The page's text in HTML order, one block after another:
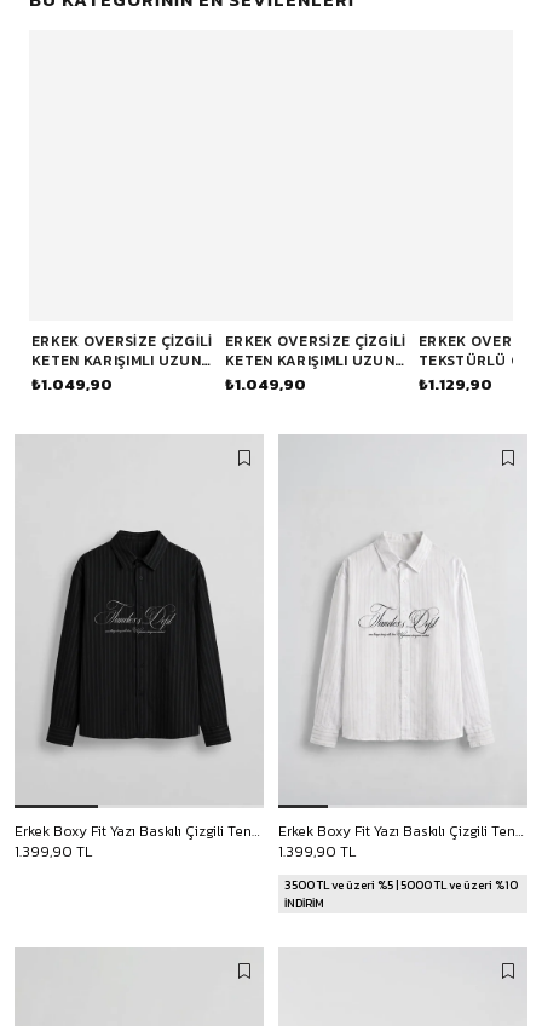
ERKEK OVERSIZE ÇIZGILI
KETEN KARIŞIMLI UZUN
KOLLU GÖMLEK
₺1.049,90
ERKEK OVERSIZE ÇIZGILI
KETEN KARIŞIMLI UZUN
KOLLU GÖMLEK BEYAZ
₺1.049,90
ERKEK
TEKSTÜRLÜ
UZUN KOLLU
₺1.129,90
Erkek Boxy Fit Yazı Baskılı Çizgili Tencel Gömlek Siyah
1.399,90 TL
Erkek Boxy Fit Yazı Baskılı Çizgili Tencel Gömlek Beyaz
1.399,90 TL
3500 TL ve üzeri %5 | 5000 TL ve üzeri %10
İNDİRİM